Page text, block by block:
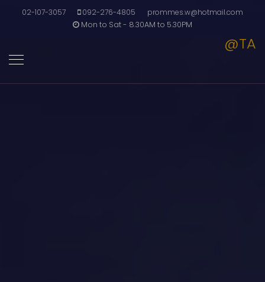
02-107-3057 092-276-4805
prommes.w@hotmail.com
Mon to Sat - 8.30AM to 5.30PM
@TA